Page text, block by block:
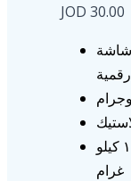
JOD 30.00
رقمية
قدرة الوزن القصوى: ١٠ كيلو
غرام